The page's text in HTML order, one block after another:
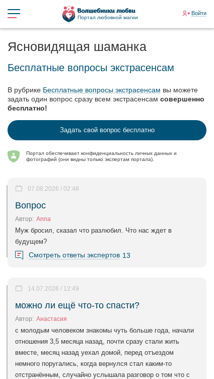
Портал любовной магии
Войти
Ясновидящая шаманка
Бесплатные вопросы экстрасенсам
В рубрике Бесплатные вопросы экстрасенсам вы можете
задать один вопрос сразу всем экстрасенсам совершенно
бесплатно!
Задать свой вопрос бесплатно
Портал обеспечивает конфиденциальность личных данных и
фотографий (они видны только экспертам портала).
Вопрос
07.08.2026 / 02:48
Автор: Anna
Муж бросил, сказал что разлюбил. Что нас ждет в
будущем?
Смотреть ответы экспертов 13
можно ли ещё что-то спасти?
14.07.2026 / 12:49
Автор: Анастасия
с молодым человеком знакомы чуть больше года, начали
отношения 3,5 месяца назад, почти сразу стали жить
вместе, месяц назад уехал домой, перед отъездом
немного поругались, когда вернулся стал каким-то
отстранённым, случайно услышала разговор о том что с